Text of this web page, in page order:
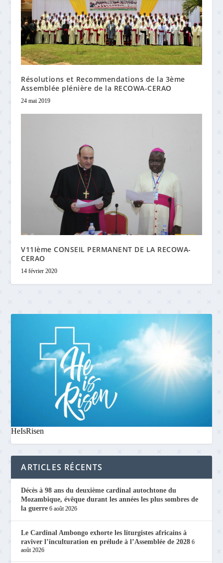
Résolutions et Recommendations de la 3ème
Assemblée plénière de la RECOWA-CERAO
24 mai 2019
V11Ième CONSEIL PERMANENT DE LA RECOWA-
CERAO
14 février 2020
HeIsRisen
ARTICLES RÉCENTS
Décès à 98 ans du deuxième cardinal autochtone du
Mozambique, évêque durant les années les plus sombres de
la guerre 6 août 2026
Le Cardinal Ambongo exhorte les liturgistes africains à
raviver l’inculturation en prélude à l’Assemblée de 2028 6
août 2026